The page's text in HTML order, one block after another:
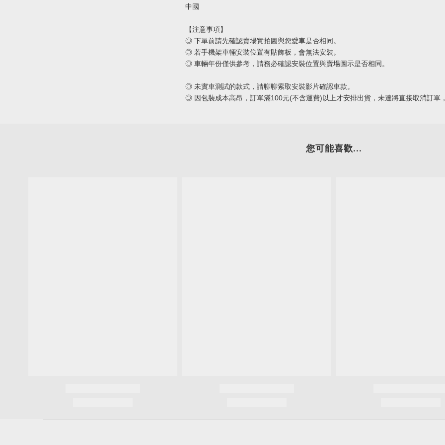
中國
【注意事項】
◎ 下單前請先確認賣場實拍圖與您愛車是否相同。
◎ 若手機架車輛安裝位置有貼飾板，會無法安裝。
◎ 車輛年份僅供參考，請務必確認安裝位置與賣場圖示是否相同。
◎ 未實車測試的款式，請聊聊索取安裝影片確認車款。
◎ 因包裝成本高昂，訂單滿100元(不含運費)以上才安排出貨，未達將直接取消訂單
您可能喜歡...